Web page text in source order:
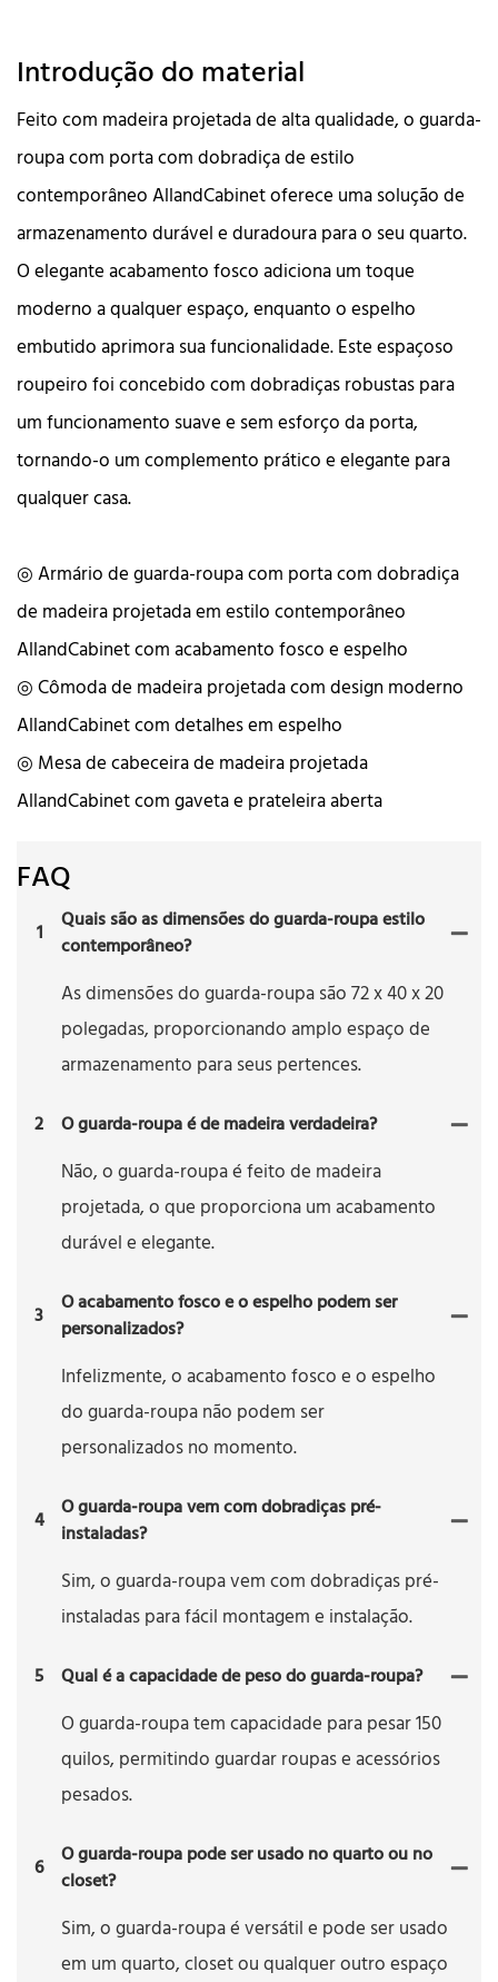
Introdução do material
Feito com madeira projetada de alta qualidade, o guarda-
roupa com porta com dobradiça de estilo
contemporâneo AllandCabinet oferece uma solução de
armazenamento durável e duradoura para o seu quarto.
O elegante acabamento fosco adiciona um toque
moderno a qualquer espaço, enquanto o espelho
embutido aprimora sua funcionalidade. Este espaçoso
roupeiro foi concebido com dobradiças robustas para
um funcionamento suave e sem esforço da porta,
tornando-o um complemento prático e elegante para
qualquer casa.
◎ Armário de guarda-roupa com porta com dobradiça
de madeira projetada em estilo contemporâneo
AllandCabinet com acabamento fosco e espelho
◎ Cômoda de madeira projetada com design moderno
AllandCabinet com detalhes em espelho
◎ Mesa de cabeceira de madeira projetada
AllandCabinet com gaveta e prateleira aberta
FAQ
1
Quais são as dimensões do guarda-roupa estilo
contemporâneo?
As dimensões do guarda-roupa são 72 x 40 x 20
polegadas, proporcionando amplo espaço de
armazenamento para seus pertences.
2 O guarda-roupa é de madeira verdadeira?
Não, o guarda-roupa é feito de madeira
projetada, o que proporciona um acabamento
durável e elegante.
3
O acabamento fosco e o espelho podem ser
personalizados?
Infelizmente, o acabamento fosco e o espelho
do guarda-roupa não podem ser
personalizados no momento.
4 O guarda-roupa vem com dobradiças pré-
instaladas?
Sim, o guarda-roupa vem com dobradiças pré-
instaladas para fácil montagem e instalação.
5 Qual é a capacidade de peso do guarda-roupa?
O guarda-roupa tem capacidade para pesar 150
quilos, permitindo guardar roupas e acessórios
pesados.
6
O guarda-roupa pode ser usado no quarto ou no
closet?
Sim, o guarda-roupa é versátil e pode ser usado
em um quarto, closet ou qualquer outro espaço